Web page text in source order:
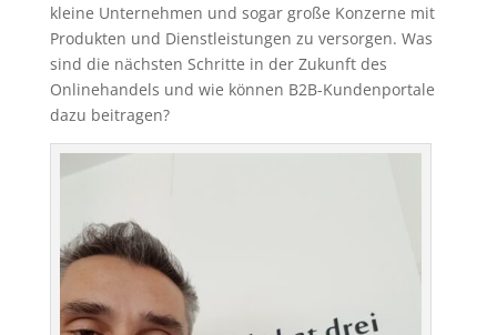
kleine Unternehmen und sogar große Konzerne mit
Produkten und Dienstleistungen zu versorgen. Was
sind die nächsten Schritte in der Zukunft des
Onlinehandels und wie können B2B-Kundenportale
dazu beitragen?